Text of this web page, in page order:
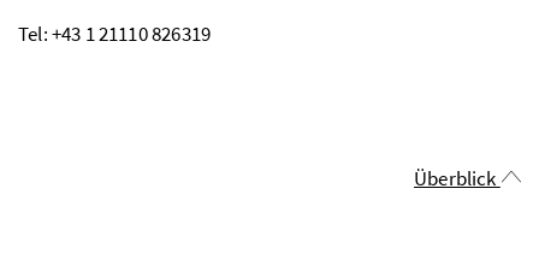
Tel: +43 1 21110 826319
Überblick